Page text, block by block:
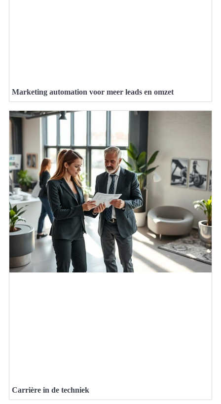
Marketing automation voor meer leads en omzet
Carrière in de techniek